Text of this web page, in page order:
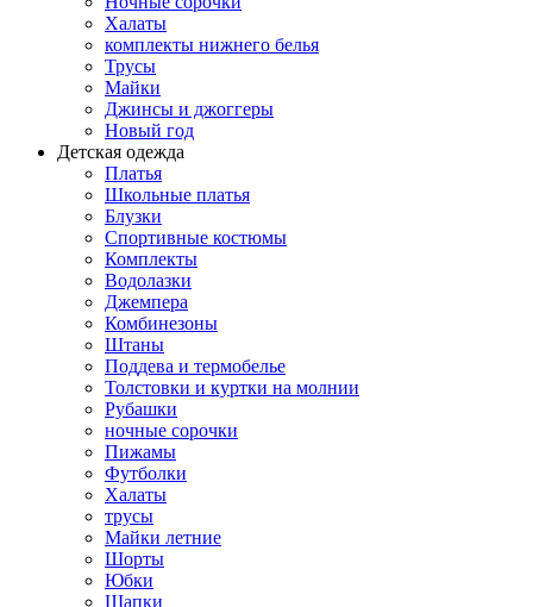
Халаты
комплекты нижнего белья
Трусы
Майки
Джинсы и джоггеры
Новый год
Детская одежда
Платья
Школьные платья
Блузки
Спортивные костюмы
Комплекты
Водолазки
Джемпера
Комбинезоны
Штаны
Поддева и термобелье
Толстовки и куртки на молнии
Рубашки
ночные сорочки
Пижамы
Футболки
Халаты
трусы
Майки летние
Шорты
Юбки
Шапки